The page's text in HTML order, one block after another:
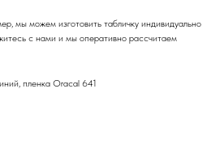
мы можем изготовить табличку индивидуально
с нами и мы оперативно рассчитаем
пленка Oracal 641